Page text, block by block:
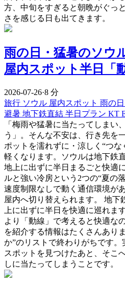
方、中旬をすぎると朝晩がぐっ
さを感じる日も出てきます。
雨の日・猛暑のソウ
屋内スポット半日「
2026-07-26·8 分
旅行 ソウル 屋内スポット 雨の
避暑 地下鉄直結 半日プラン KT
「梅雨や猛暑に当たってしまい
う」。そんな不安は、行き先を
ポットを濡れずに・涼しく“つ
軽くなります。ソウルは地下鉄
地上に出ずに半日まるごと快適
ルと強い冷房という2つの“夏の
速度制限なしで動く通信環境が
屋内へ切り替えられます。 地下
上に出ずに半日を快適に巡れま
より「動線」で考えると快適な
を紹介する情報はたくさんあり
か”のリストで終わりがちです
スポットを見つけたあと、そこ
しに当たってしまうことです。